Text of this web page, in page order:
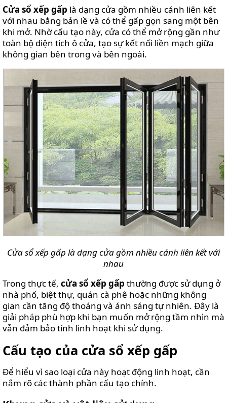
Cửa sổ xếp gấp là dạng cửa gồm nhiều cánh liên kết
với nhau bằng bản lề và có thể gấp gọn sang một bên
khi mở. Nhờ cấu tạo này, cửa có thể mở rộng gần như
toàn bộ diện tích ô cửa, tạo sự kết nối liền mạch giữa
không gian bên trong và bên ngoài.
Cửa sổ xếp gấp là dạng cửa gồm nhiều cánh liên kết với
nhau
Trong thực tế, cửa sổ xếp gấp thường được sử dụng ở
nhà phố, biệt thự, quán cà phê hoặc những không
gian cần tăng độ thoáng và ánh sáng tự nhiên. Đây là
giải pháp phù hợp khi bạn muốn mở rộng tầm nhìn mà
vẫn đảm bảo tính linh hoạt khi sử dụng.
Cấu tạo của cửa sổ xếp gấp
Để hiểu vì sao loại cửa này hoạt động linh hoạt, cần
nắm rõ các thành phần cấu tạo chính.